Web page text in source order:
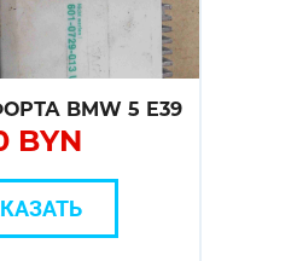
BMW 5 E39
BYN